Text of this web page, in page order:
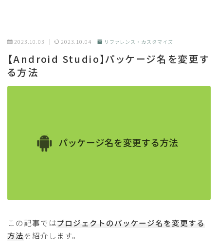
2023.10.03 2023.10.04 リファレンス・カスタマイズ
【Android Studio】パッケージ名を変更す
る方法
この記事ではプロジェクトのパッケージ名を変更する
方法を紹介します。